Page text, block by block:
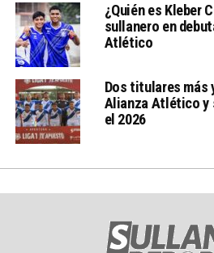
¿Quién es Kleber
sullanero en
Atlético
Dos titulares más
Alianza Atlético y
el 2026